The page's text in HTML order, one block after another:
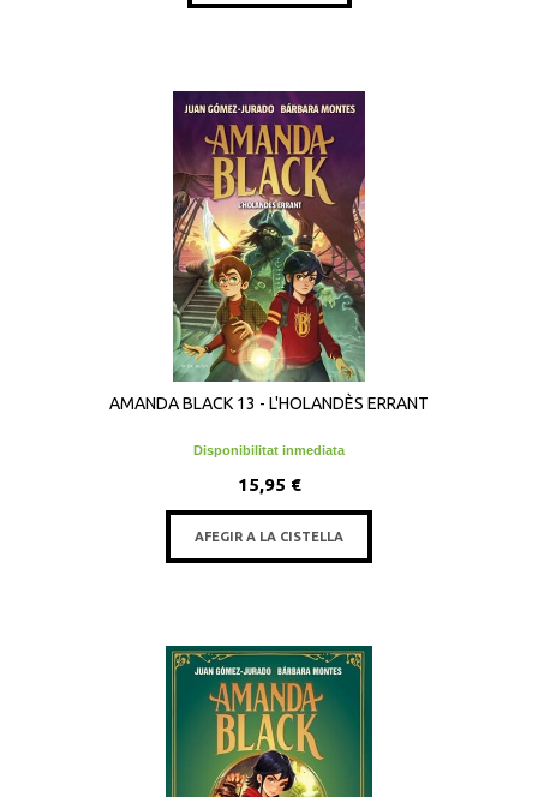
AMANDA BLACK 13 - L'HOLANDÈS ERRANT
Disponibilitat inmediata
15,95 €
AFEGIR A LA CISTELLA